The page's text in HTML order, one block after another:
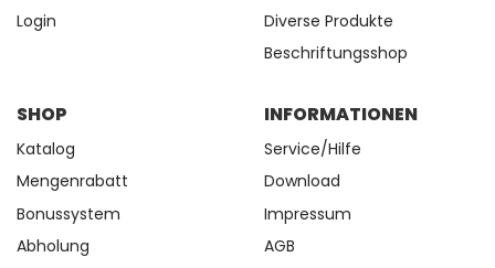
Login
Diverse Produkte
Beschriftungsshop
SHOP
Katalog
Mengenrabatt
Bonussystem
Abholung
INFORMATIONEN
Service/Hilfe
Download
Impressum
AGB